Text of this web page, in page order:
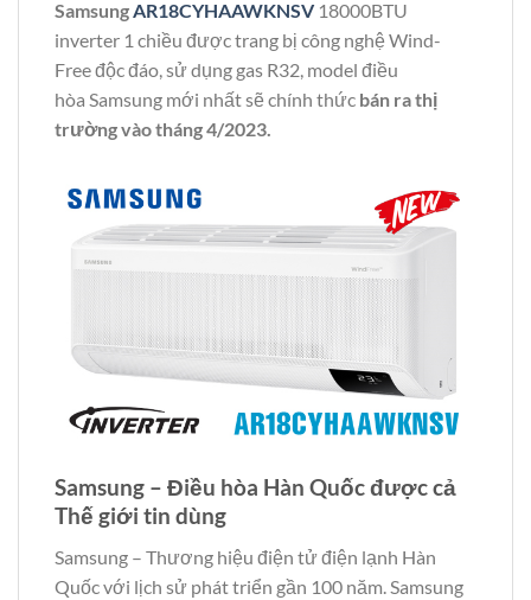
Samsung AR18CYHAAWKNSV 18000BTU
inverter 1 chiều được trang bị công nghệ Wind-
Free độc đáo, sử dụng gas R32, model điều
hòa Samsung mới nhất sẽ chính thức bán ra thị
trường vào tháng 4/2023.
Samsung – Điều hòa Hàn Quốc được cả
Thế giới tin dùng
Samsung – Thương hiệu điện tử điện lạnh Hàn
Quốc với lịch sử phát triển gần 100 năm. Samsung